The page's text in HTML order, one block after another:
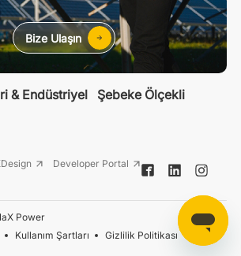
& Endüstriyel Şebeke Ölçekli
Developer Portal
Power
Kullanım Şartları Gizlilik Politikası
Bize Ulaşın